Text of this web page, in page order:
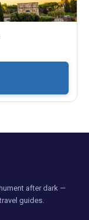
after dark —
guides.